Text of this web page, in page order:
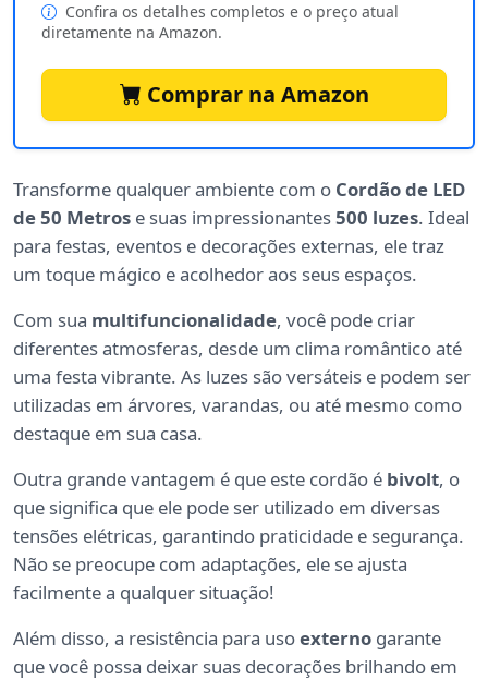
Confira os detalhes completos e o preço atual
diretamente na Amazon.
Comprar na Amazon
Transforme qualquer ambiente com o Cordão de LED
de 50 Metros e suas impressionantes500 luzes. Ideal
para festas, eventos e decorações externas, ele traz
um toque mágico e acolhedor aos seus espaços.
Com sua multifuncionalidade, você pode criar
diferentes atmosferas, desde um clima romântico até
uma festa vibrante. As luzes são versáteis e podem ser
utilizadas em árvores, varandas, ou até mesmo como
destaque em sua casa.
Outra grande vantagem é que este cordão é bivolt, o
que significa que ele pode ser utilizado em diversas
tensões elétricas, garantindo praticidade e segurança.
Não se preocupe com adaptações, ele se ajusta
facilmente a qualquer situação!
Além disso, a resistência para usoexterno garante
que você possa deixar suas decorações brilhando em